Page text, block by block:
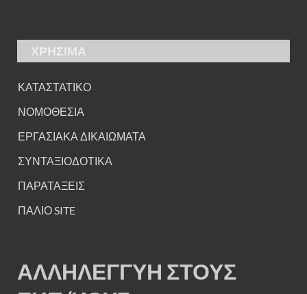
ΧΡΗΣΙΜΑ
ΚΑΤΑΣΤΑΤΙΚΟ
ΝΟΜΟΘΕΣΙΑ
ΕΡΓΑΣΙΑΚΑ ΔΙΚΑΙΩΜΑΤΑ
ΣΥΝΤΑΞΙΟΔΟΤΙΚΑ
ΠΑΡΑΤΑΞΕΙΣ
ΠΑΛΙΟ SITE
ΑΛΛΗΛΕΓΓΥΗ ΣΤΟΥΣ